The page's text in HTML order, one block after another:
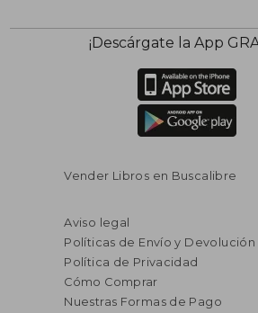
¡Descárgate la App
Vender Libros en Buscalibre
Aviso legal
Políticas de Envío y Devolución
Política de Privacidad
Cómo Comprar
Nuestras Formas de Pago